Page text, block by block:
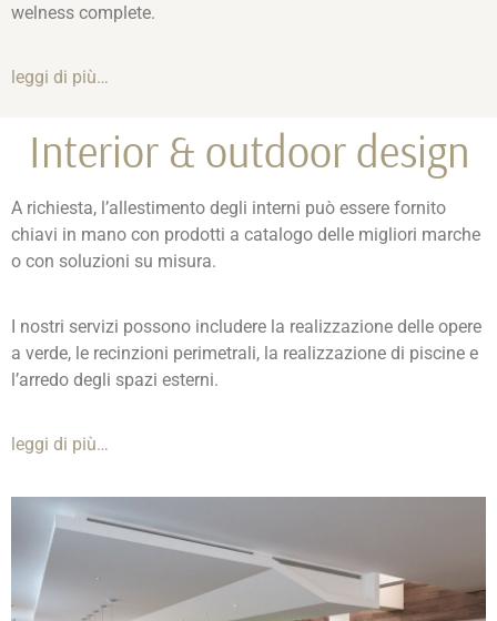
welness complete.
leggi di più…
Interior & outdoor design
A richiesta, l’allestimento degli interni può essere fornito
chiavi in mano con prodotti a catalogo delle migliori marche
o con soluzioni su misura.
I nostri servizi possono includere la realizzazione delle opere
a verde, le recinzioni perimetrali, la realizzazione di piscine e
l’arredo degli spazi esterni.
leggi di più…